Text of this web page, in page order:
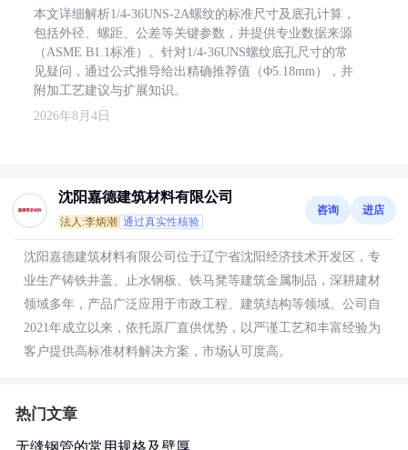
本文详细解析1/4-36UNS-2A螺纹的标准尺寸及底孔计算，
包括外径、螺距、公差等关键参数，并提供专业数据来源
（ASME B1.1标准）。针对1/4-36UNS螺纹底孔尺寸的常
见疑问，通过公式推导给出精确推荐值（Φ5.18mm），并
附加工艺建议与扩展知识。
2026年8月4日
沈阳嘉德建筑材料有限公司
法人:李炳潮 通过真实性核验
咨询 进店
沈阳嘉德建筑材料有限公司位于辽宁省沈阳经济技术开发区，专
业生产铸铁井盖、止水钢板、铁马凳等建筑金属制品，深耕建材
领域多年，产品广泛应用于市政工程、建筑结构等领域。公司自
2021年成立以来，依托原厂直供优势，以严谨工艺和丰富经验为
客户提供高标准材料解决方案，市场认可度高。
热门文章
无缝钢管的常用规格及壁厚